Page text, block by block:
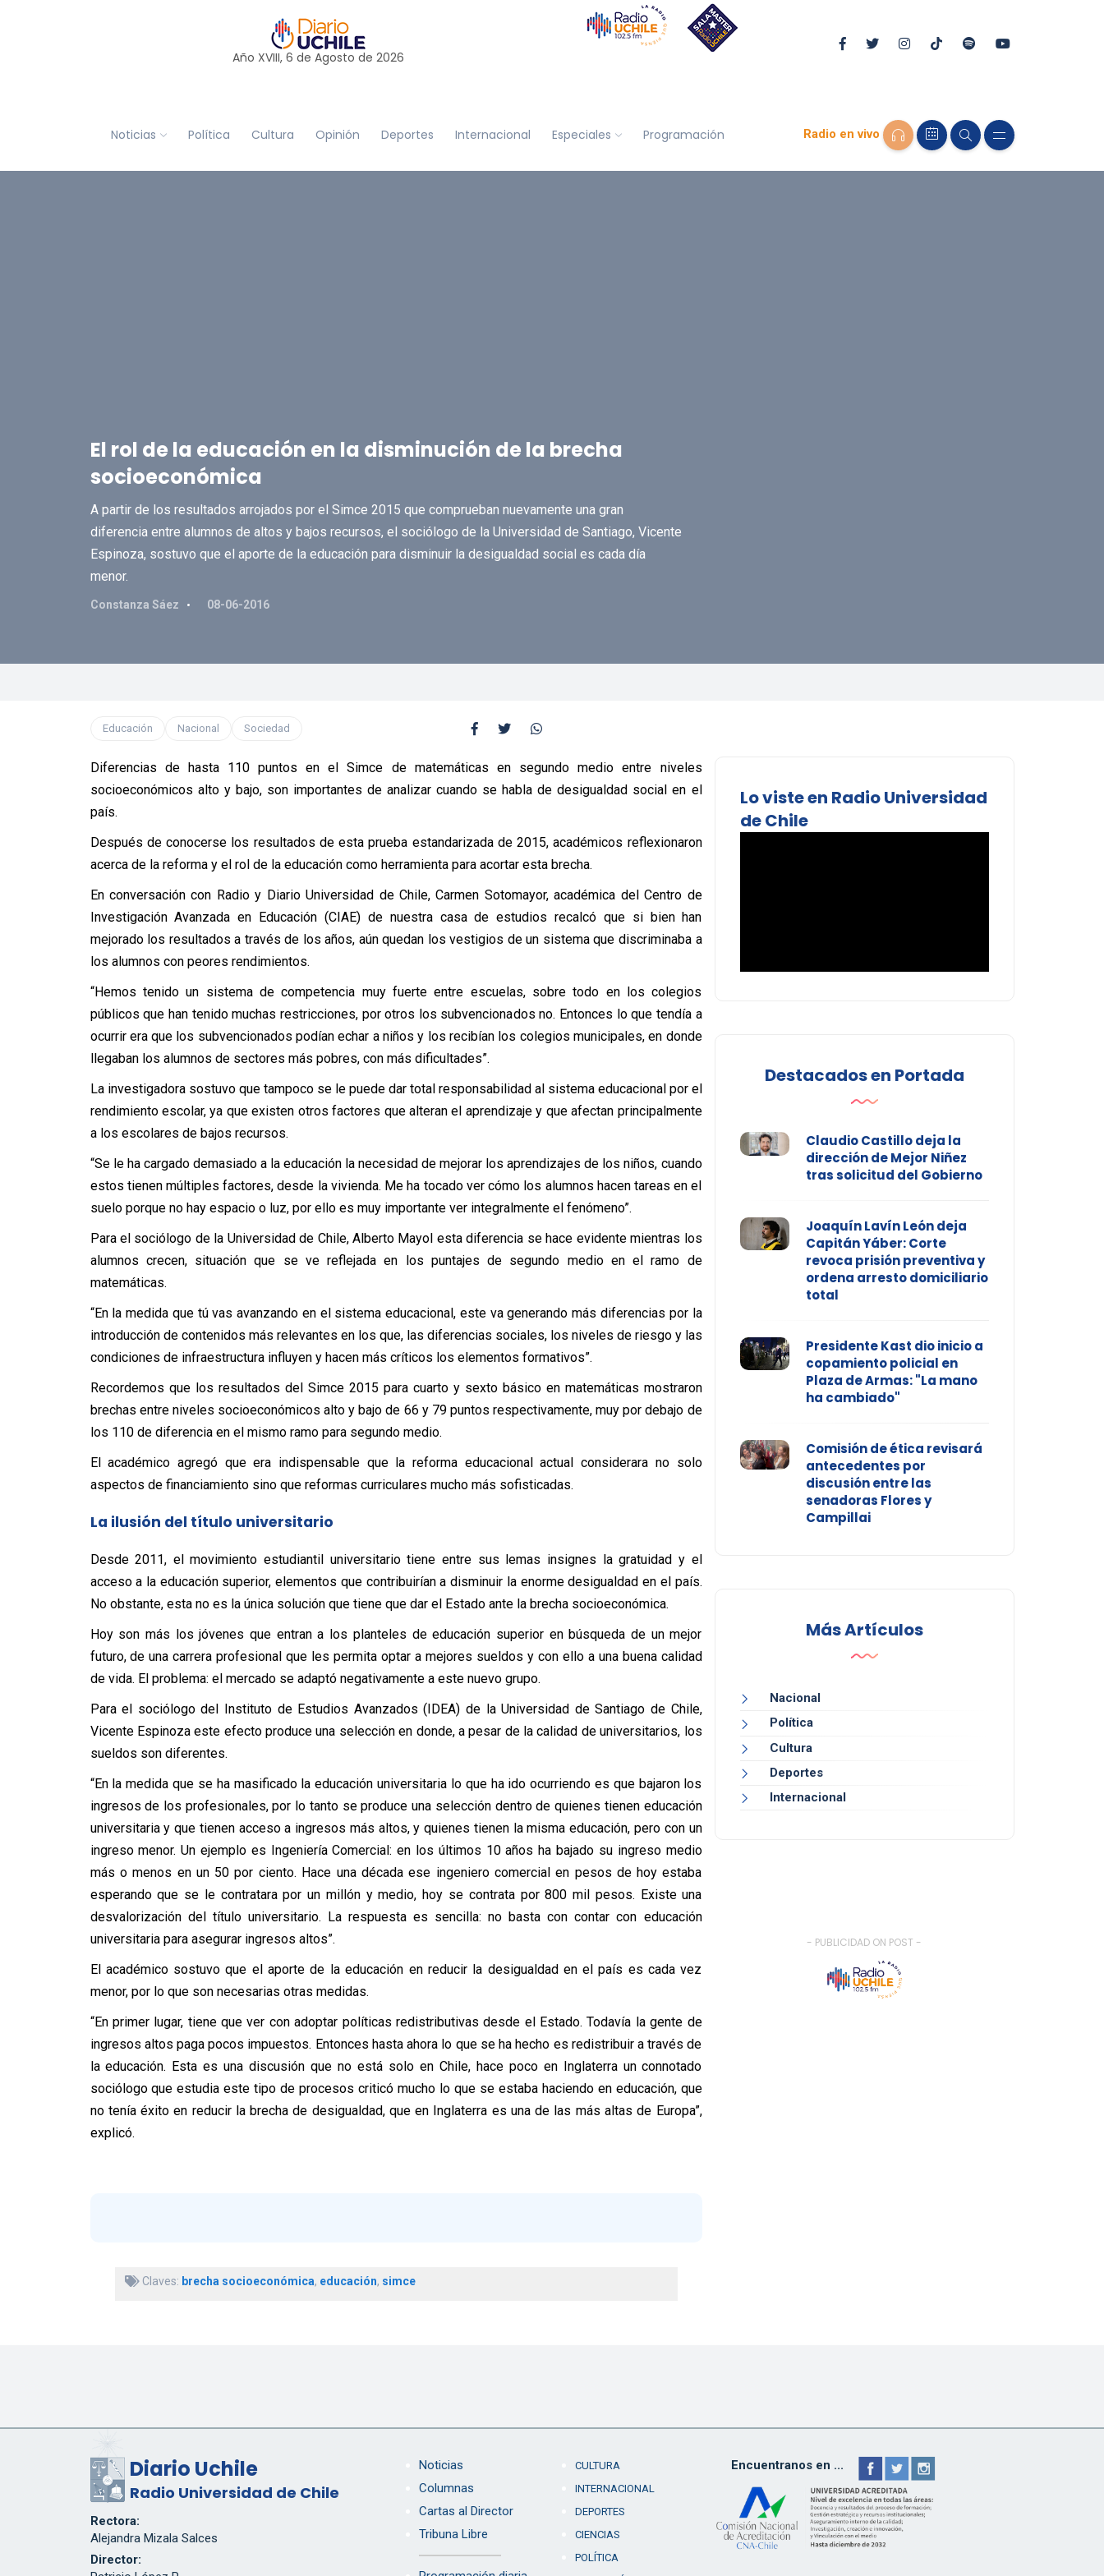
Año XVIII, 6 de Agosto de 2026
Noticias Política Cultura Opinión Deportes Internacional Especiales Programación Radio en vivo
El rol de la educación en la disminución de la brecha
socioeconómica
A partir de los resultados arrojados por el Simce 2015 que comprueban nuevamente una gran
diferencia entre alumnos de altos y bajos recursos, el sociólogo de la Universidad de Santiago, Vicente
Espinoza, sostuvo que el aporte de la educación para disminuir la desigualdad social es cada día
menor.
Constanza Sáez 08-06-2016
Educación Nacional Sociedad
Diferencias de hasta 110 puntos en el Simce de matemáticas en segundo medio entre niveles
socioeconómicos alto y bajo, son importantes de analizar cuando se habla de desigualdad social en el
país.
Después de conocerse los resultados de esta prueba estandarizada de 2015, académicos reflexionaron
acerca de la reforma y el rol de la educación como herramienta para acortar esta brecha.
En conversación con Radio y Diario Universidad de Chile, Carmen Sotomayor, académica del Centro de
Investigación Avanzada en Educación (CIAE) de nuestra casa de estudios recalcó que si bien han
mejorado los resultados a través de los años, aún quedan los vestigios de un sistema que discriminaba a
los alumnos con peores rendimientos.
“Hemos tenido un sistema de competencia muy fuerte entre escuelas, sobre todo en los colegios
públicos que han tenido muchas restricciones, por otros los subvencionados no. Entonces lo que tendía a
ocurrir era que los subvencionados podían echar a niños y los recibían los colegios municipales, en donde
llegaban los alumnos de sectores más pobres, con más dificultades”.
La investigadora sostuvo que tampoco se le puede dar total responsabilidad al sistema educacional por el
rendimiento escolar, ya que existen otros factores que alteran el aprendizaje y que afectan principalmente
a los escolares de bajos recursos.
“Se le ha cargado demasiado a la educación la necesidad de mejorar los aprendizajes de los niños, cuando
estos tienen múltiples factores, desde la vivienda. Me ha tocado ver cómo los alumnos hacen tareas en el
suelo porque no hay espacio o luz, por ello es muy importante ver integralmente el fenómeno”.
Para el sociólogo de la Universidad de Chile, Alberto Mayol esta diferencia se hace evidente mientras los
alumnos crecen, situación que se ve reflejada en los puntajes de segundo medio en el ramo de
matemáticas.
“En la medida que tú vas avanzando en el sistema educacional, este va generando más diferencias por la
introducción de contenidos más relevantes en los que, las diferencias sociales, los niveles de riesgo y las
condiciones de infraestructura influyen y hacen más críticos los elementos formativos”.
Recordemos que los resultados del Simce 2015 para cuarto y sexto básico en matemáticas mostraron
brechas entre niveles socioeconómicos alto y bajo de 66 y 79 puntos respectivamente, muy por debajo de
los 110 de diferencia en el mismo ramo para segundo medio.
El académico agregó que era indispensable que la reforma educacional actual considerara no solo
aspectos de financiamiento sino que reformas curriculares mucho más sofisticadas.
La ilusión del título universitario
Desde 2011, el movimiento estudiantil universitario tiene entre sus lemas insignes la gratuidad y el
acceso a la educación superior, elementos que contribuirían a disminuir la enorme desigualdad en el país.
No obstante, esta no es la única solución que tiene que dar el Estado ante la brecha socioeconómica.
Hoy son más los jóvenes que entran a los planteles de educación superior en búsqueda de un mejor
futuro, de una carrera profesional que les permita optar a mejores sueldos y con ello a una buena calidad
de vida. El problema: el mercado se adaptó negativamente a este nuevo grupo.
Para el sociólogo del Instituto de Estudios Avanzados (IDEA) de la Universidad de Santiago de Chile,
Vicente Espinoza este efecto produce una selección en donde, a pesar de la calidad de universitarios, los
sueldos son diferentes.
“En la medida que se ha masificado la educación universitaria lo que ha ido ocurriendo es que bajaron los
ingresos de los profesionales, por lo tanto se produce una selección dentro de quienes tienen educación
universitaria y que tienen acceso a ingresos más altos, y quienes tienen la misma educación, pero con un
ingreso menor. Un ejemplo es Ingeniería Comercial: en los últimos 10 años ha bajado su ingreso medio
más o menos en un 50 por ciento. Hace una década ese ingeniero comercial en pesos de hoy estaba
esperando que se le contratara por un millón y medio, hoy se contrata por 800 mil pesos. Existe una
desvalorización del título universitario. La respuesta es sencilla: no basta con contar con educación
universitaria para asegurar ingresos altos”.
El académico sostuvo que el aporte de la educación en reducir la desigualdad en el país es cada vez
menor, por lo que son necesarias otras medidas.
“En primer lugar, tiene que ver con adoptar políticas redistributivas desde el Estado. Todavía la gente de
ingresos altos paga pocos impuestos. Entonces hasta ahora lo que se ha hecho es redistribuir a través de
la educación. Esta es una discusión que no está solo en Chile, hace poco en Inglaterra un connotado
sociólogo que estudia este tipo de procesos criticó mucho lo que se estaba haciendo en educación, que
no tenía éxito en reducir la brecha de desigualdad, que en Inglaterra es una de las más altas de Europa”,
explicó.
Claves: brecha socioeconómica, educación, simce
Lo viste en Radio Universidad
de Chile
Destacados en Portada
Claudio Castillo deja la
dirección de Mejor Niñez
tras solicitud del Gobierno
Joaquín Lavín León deja
Capitán Yáber: Corte
revoca prisión preventiva y
ordena arresto domiciliario
total
Presidente Kast dio inicio a
copamiento policial en
Plaza de Armas: "La mano
ha cambiado"
Comisión de ética revisará
antecedentes por
discusión entre las
senadoras Flores y
Campillai
Más Artículos
Nacional
Política
Cultura
Deportes
Internacional
- PUBLICIDAD ON POST -
Diario Uchile
Radio Universidad de Chile
Rectora:
Alejandra Mizala Salces
Director:
Noticias
Columnas
Cartas al Director
Tribuna Libre
CULTURA
INTERNACIONAL
DEPORTES
CIENCIAS
POLÍTICA
Encuentranos en ...